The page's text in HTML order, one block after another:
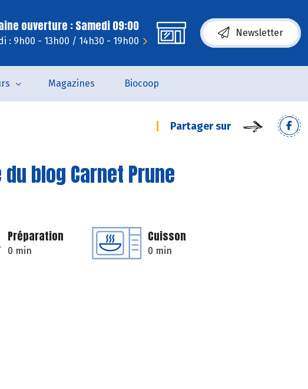
ouverture : Samedi 09:00
: 9h00 - 13h00 / 14h30 - 19h00
Newsletter
Magazines Biocoop
Partager sur
blog Carnet Prune
Préparation
0 min
Cuisson
0 min